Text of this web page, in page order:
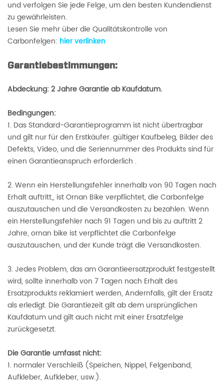
und verfolgen Sie jede Felge, um den besten Kundendienst
zu gewährleisten.
Lesen Sie mehr über die Qualitätskontrolle von
Carbonfelgen: hier verlinken
Garantiebestimmungen:
Abdeckung: 2 Jahre Garantie ab Kaufdatum.
Bedingungen:
1. Das Standard-Garantieprogramm ist nicht übertragbar
und gilt nur für den Erstkäufer. gültiger Kaufbeleg, Bilder des
Defekts, Video, und die Seriennummer des Produkts sind für
einen Garantieanspruch erforderlich .
2. Wenn ein Herstellungsfehler innerhalb von 90 Tagen nach
Erhalt auftritt,, ist Ornan Bike verpflichtet, die Carbonfelge
auszutauschen und die Versandkosten zu bezahlen. Wenn
ein Herstellungsfehler nach 91 Tagen und bis zu auftritt 2
Jahre, ornan bike ist verpflichtet die Carbonfelge
auszutauschen, und der Kunde trägt die Versandkosten.
3. Jedes Problem, das am Garantieersatzprodukt festgestellt
wird, sollte innerhalb von 7 Tagen nach Erhalt des
Ersatzprodukts reklamiert werden, Andernfalls, gilt der Ersatz
als erledigt. Die Garantiezeit gilt ab dem ursprünglichen
Kaufdatum und gilt auch nicht mit einer Ersatzfelge
zurückgesetzt.
Die Garantie umfasst nicht:
1. normaler Verschleiß (Speichen, Nippel, Felgenband,
Aufkleber, Aufkleber, usw.).